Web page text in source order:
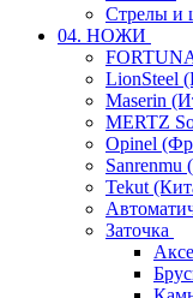
Стрелы и
04. НОЖИ
LionSteel
Maserin
MERTZ
Opinel
Sanrenmu
Tekut
Заточка